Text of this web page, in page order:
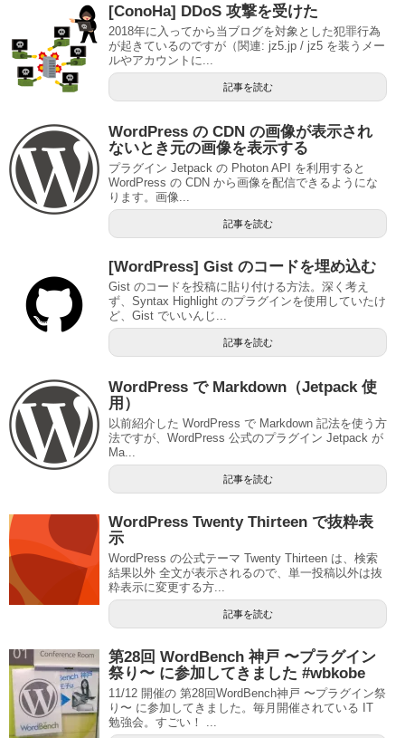
[ConoHa] DDoS 攻撃を受けた
2018年に入ってから当ブログを対象とした犯罪行為
が起きているのですが（関連: jz5.jp / jz5 を装うメー
ルやアカウントに...
記事を読む
WordPress の CDN の画像が表示され
ないとき元の画像を表示する
プラグイン Jetpack の Photon API を利用すると
WordPress の CDN から画像を配信できるようにな
ります。画像...
記事を読む
[WordPress] Gist のコードを埋め込む
Gist のコードを投稿に貼り付ける方法。深く考え
ず、Syntax Highlight のプラグインを使用していたけ
ど、Gist でいいんじ...
記事を読む
WordPress で Markdown（Jetpack 使
用）
以前紹介した WordPress で Markdown 記法を使う方
法ですが、WordPress 公式のプラグイン Jetpack が
Ma...
記事を読む
WordPress Twenty Thirteen で抜粋表
示
WordPress の公式テーマ Twenty Thirteen は、検索
結果以外 全文が表示されるので、単一投稿以外は抜
粋表示に変更する方...
記事を読む
第28回 WordBench 神戸 〜プラグイン
祭り〜 に参加してきました #wbkobe
11/12 開催の 第28回WordBench神戸 〜プラグイン祭
り〜 に参加してきました。毎月開催されている IT
勉強会。すごい！ ...